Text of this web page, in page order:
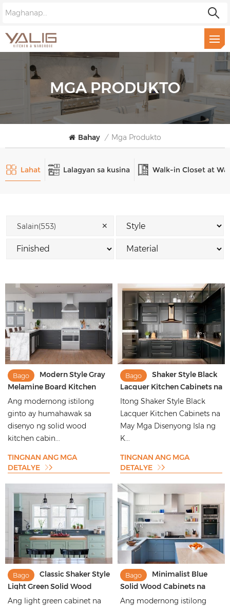
MGA PRODUKTO
Bahay / Mga Produkto
Lahat Lalagyan sa kusina Walk-in Closet at
Salain(553) ✕
Bago
Modern Style Gray
Melamine Board Kitchen
Cabinets na may Gold Pulls
Ang modernong istilong
ginto ay humahawak sa
disenyo ng solid wood
kitchen cabin...
TINGNAN ANG MGA
DETALYE
Bago
Shaker Style Black
Lacquer Kitchen Cabinets na
May Mga Disenyo ng Isla ng
Kusina
Itong Shaker Style Black
Lacquer Kitchen Cabinets na
May Mga Disenyong Isla ng
K...
TINGNAN ANG MGA
DETALYE
Bago
Classic Shaker Style
Light Green Solid Wood
Cabinets
Ang light green cabinet na
Bago
Minimalist Blue
Solid Wood Cabinets na
may Film Finish
Ang modernong istilong